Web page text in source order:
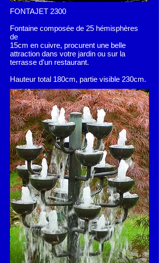
FONTAJET 2300
Fontaine composée de 25 hémisphères
de
15cm en cuivre, procurent une belle
attraction dans votre jardin ou sur la
terrasse d'un restaurant.
Hauteur total 180cm, partie visible 230cm.